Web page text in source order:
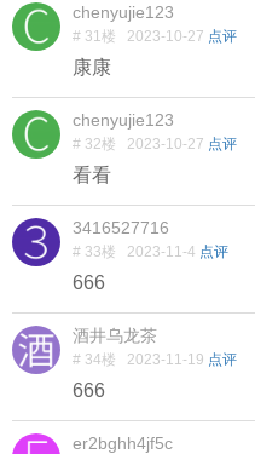
chenyujie123
# 31楼 2023-10-27 点评
康康
chenyujie123
# 32楼 2023-10-27 点评
看看
3416527716
# 33楼 2023-11-4 点评
666
酒井乌龙茶
# 34楼 2023-11-19 点评
666
er2bghh4jf5c